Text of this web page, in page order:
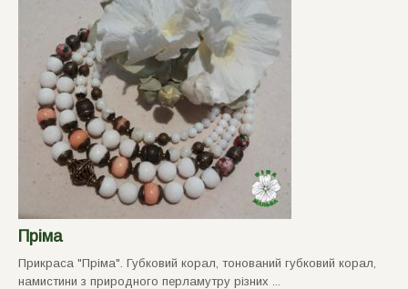
Пріма
Прикраса "Прiма". Губковий корал, тонований губковий корал,
намистини з природного перламутру рiзних ...